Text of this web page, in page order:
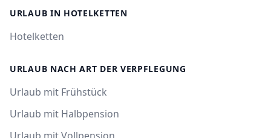
URLAUB IN HOTELKETTEN
Hotelketten
URLAUB NACH ART DER VERPFLEGUNG
Urlaub mit Frühstück
Urlaub mit Halbpension